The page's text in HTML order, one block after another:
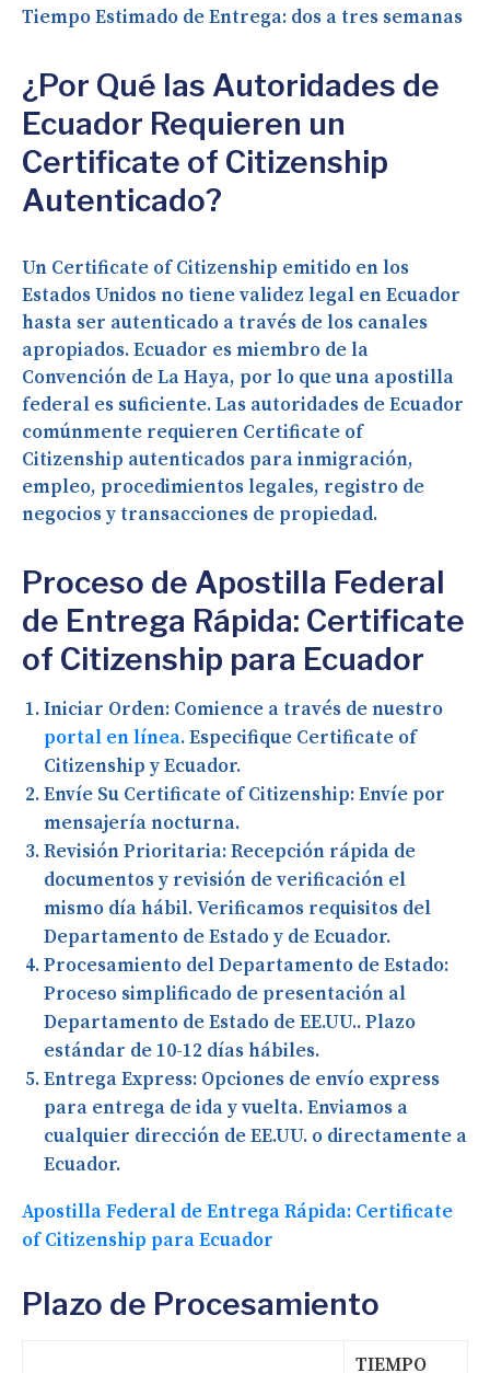
Tiempo Estimado de Entrega: dos a tres semanas
¿Por Qué las Autoridades de
Ecuador Requieren un
Certificate of Citizenship
Autenticado?
Un Certificate of Citizenship emitido en los
Estados Unidos no tiene validez legal en Ecuador
hasta ser autenticado a través de los canales
apropiados. Ecuador es miembro de la
Convención de La Haya, por lo que una apostilla
federal es suficiente. Las autoridades de Ecuador
comúnmente requieren Certificate of
Citizenship autenticados para inmigración,
empleo, procedimientos legales, registro de
negocios y transacciones de propiedad.
Proceso de Apostilla Federal
de Entrega Rápida: Certificate
of Citizenship para Ecuador
Iniciar Orden: Comience a través de nuestro
portal en línea. Especifique Certificate of
Citizenship y Ecuador.
Envíe Su Certificate of Citizenship:Envíe por
mensajería nocturna.
Revisión Prioritaria:Recepción rápida de
documentos y revisión de verificación el
mismo día hábil. Verificamos requisitos del
Departamento de Estado y de Ecuador.
Procesamiento del Departamento de Estado:
Proceso simplificado de presentación al
Departamento de Estado de EE.UU.. Plazo
estándar de 10-12 días hábiles.
Entrega Express: Opciones de envío express
para entrega de ida y vuelta. Enviamos a
cualquier dirección de EE.UU. o directamente a
Ecuador.
Apostilla Federal de Entrega Rápida: Certificate
of Citizenship para Ecuador
Plazo de Procesamiento
TIEMPO